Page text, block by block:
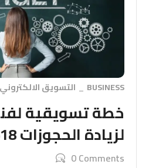
BUSINESS التسويق الالكتروني
خطة تسويقية
لزيادة الحجوزات 01069623618
0 Comments